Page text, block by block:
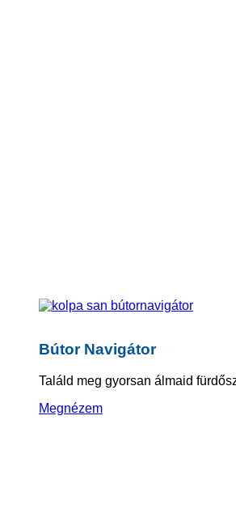
Bútor Navigátor
Találd meg gyorsan álmaid
Megnézem